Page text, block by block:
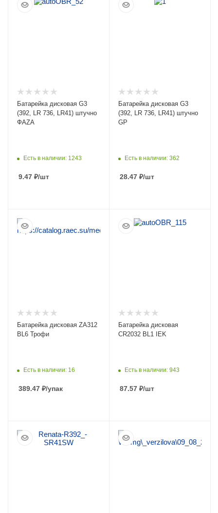
Батарейка дисковая G3
(392, LR 736, LR41) штучно
ФАZA
Есть в наличии: 1243
9.47 ₽/шт
Батарейка дисковая G3
(392, LR 736, LR41) штучно
GP
Есть в наличии: 362
28.47 ₽/шт
ПОДРОБНЕЕ
Батарейка дисковая ZA312
BL6 Трофи
Есть в наличии: 16
389.47 ₽/упак
ПОДРОБНЕЕ
Батарейка дисковая
CR2032 BL1 IEK
Есть в наличии: 943
87.57 ₽/шт